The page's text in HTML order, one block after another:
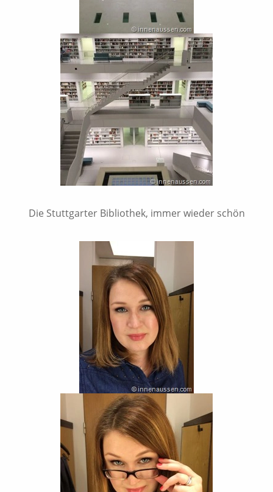
Die Stuttgarter Bibliothek, immer wieder schön